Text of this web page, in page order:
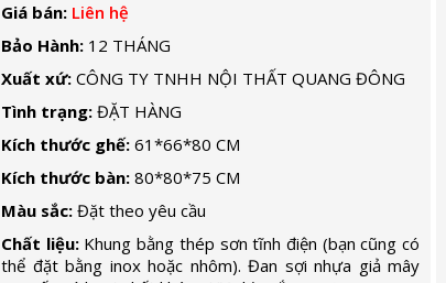
Giá bán: Liên hệ
Bảo Hành: 12 THÁNG
Xuất xứ: CÔNG TY TNHH NỘI THẤT QUANG ĐÔNG
Tình trạng: ĐẶT HÀNG
Kích thước ghế: 61*66*80 CM
Kích thước bàn: 80*80*75 CM
Màu sắc: Đặt theo yêu cầu
Chất liệu:Khung bằng thép sơn tĩnh điện (bạn cũng có
thể đặt bằng inox hoặc nhôm). Đan sợi nhựa giả mây